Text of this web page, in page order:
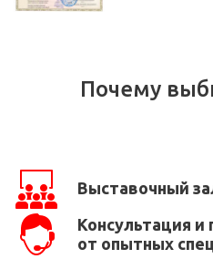
Почему
Выставочный
Консультация
от опытных